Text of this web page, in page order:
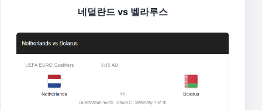
네덜란드 vs 벨라루스